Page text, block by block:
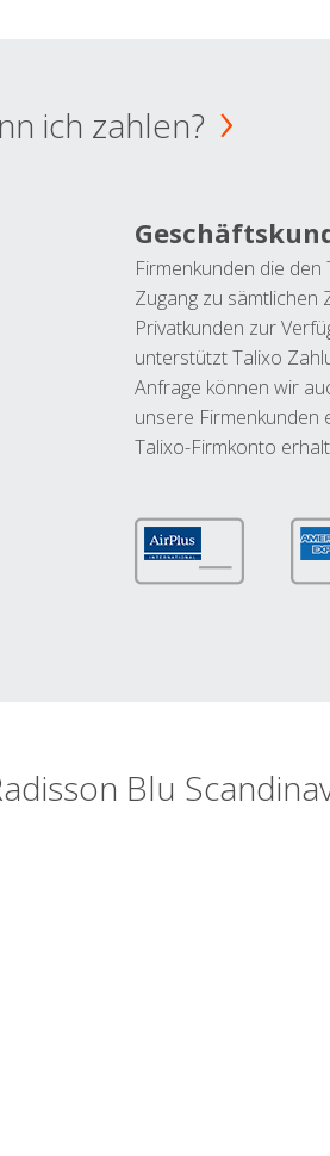
ich zahlen?
Firmenkunden die
Zugang zu sämtlichen
Privatkunden zur
unterstützt Talixo
Anfrage können wir
unsere Firmenkunden
Talixo-Firmkonto
Blu